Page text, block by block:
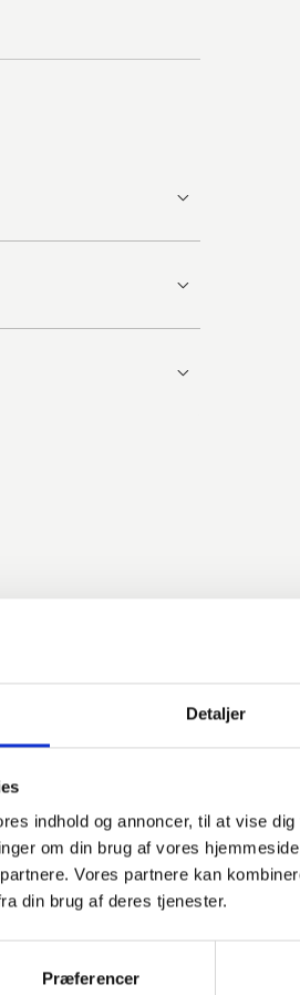
Detaljer
indhold og annoncer, til at vise
om din brug af vores
Vores partnere kan
din brug af deres tjenester.
Præferencer